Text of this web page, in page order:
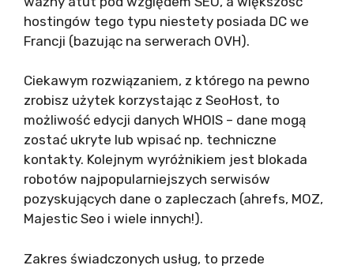
hostingów tego typu niestety posiada DC we
Francji (bazując na serwerach OVH).
Ciekawym rozwiązaniem, z którego na pewno
zrobisz użytek korzystając z SeoHost, to
możliwość edycji danych WHOIS – dane mogą
zostać ukryte lub wpisać np. techniczne
kontakty. Kolejnym wyróżnikiem jest blokada
robotów najpopularniejszych serwisów
pozyskujących dane o zapleczach (ahrefs, MOZ,
Majestic Seo i wiele innych!).
Zakres świadczonych usług, to przede